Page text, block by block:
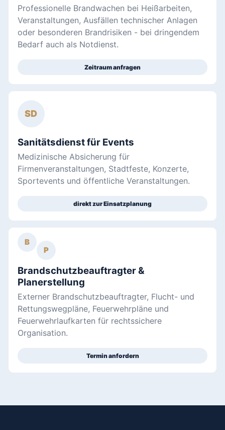
Professionelle Brandwachen bei Heißarbeiten,
Veranstaltungen, Ausfällen technischer Anlagen
oder besonderen Brandrisiken - bei dringendem
Bedarf auch als Notdienst.
Zeitraum anfragen
SD
Sanitätsdienst für Events
Medizinische Absicherung für
Firmenveranstaltungen, Stadtfeste, Konzerte,
Sportevents und öffentliche Veranstaltungen.
direkt zur Einsatzplanung
B
P
Brandschutzbeauftragter &
Planerstellung
Externer Brandschutzbeauftragter, Flucht- und
Rettungswegpläne, Feuerwehrpläne und
Feuerwehrlaufkarten für rechtssichere
Organisation.
Termin anfordern